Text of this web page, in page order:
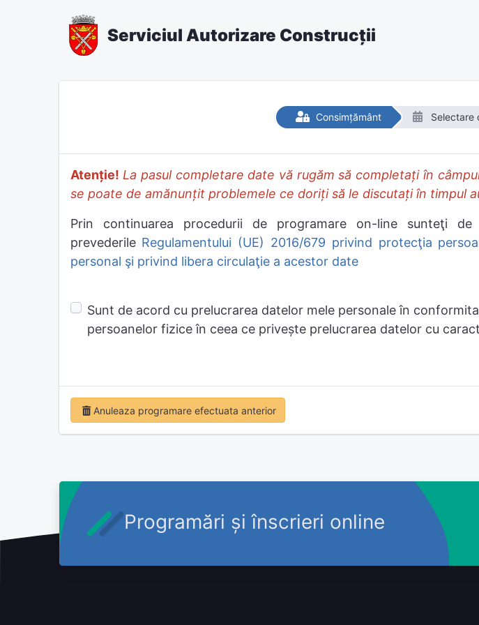
Serviciul Autorizare Construcții
Consimțământ Selectare
Atenție! La pasul completare date vă rugăm să completați în
se poate de amănunțit problemele ce doriți să le discutați în timpul
Prin continuarea procedurii de programare on-line sunteţi
prevederile Regulamentului (UE) 2016/679 privind protecţia
personal şi privind libera circulaţie a acestor date
Sunt de acord cu prelucrarea datelor mele personale în
persoanelor fizice în ceea ce privește prelucrarea datelor cu
Anuleaza programare efectuata anterior
Programări și înscrieri online